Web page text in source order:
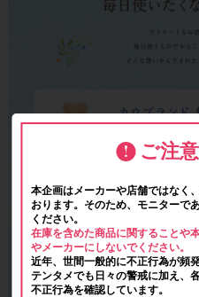
ご注
本企画はメーカーや店舗ではなく
おります。そのため、モニターで
ください。
在庫を含めた商品に関することや
やメーカーにしないでください。
近年、世間一般的に不正行為が頻
テンタメでも日々の警戒に加え、
不正行為を確認しています。